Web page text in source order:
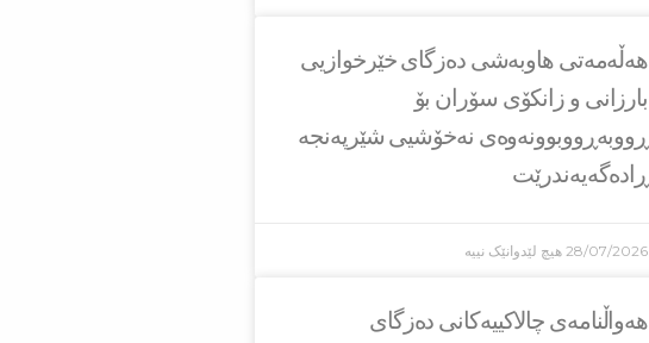
هه‌ڵه‌مه‌تی هاو‌به‌شی ده‌زگای خێرخوازیی
بارزانی و زانكۆی سۆران بۆ
ڕووبه‌ڕووبوونه‌وه‌ی نه‌خۆشیی شێرپه‌نجه‌
ڕاده‌گه‌یه‌ندرێت
28/07/2026 هیچ لێدوانێک نییە
هەواڵنامەی چالاکییەکانی دەزگای